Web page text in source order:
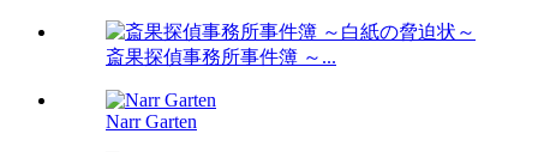
斎果探偵事務所事件簿 ～...
Narr Garten